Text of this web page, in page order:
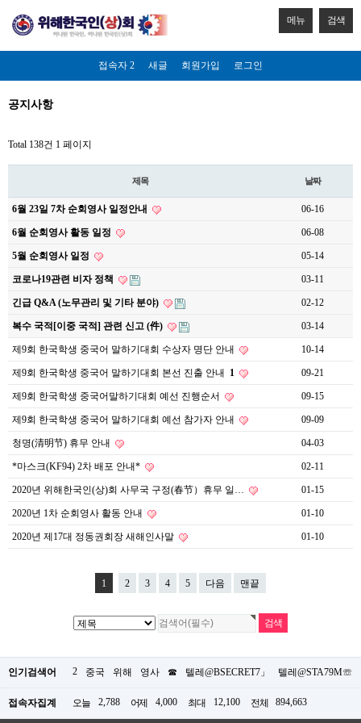
메뉴 검색
접속자 2 새글 회원가입 로그인
공지사항
Total 138건 1 페이지
제목 날짜
6월 23일 7차 순회영사 일정안내 06-16
6월 순회영사 활동 일정 06-08
5월 순회영사 일정 05-14
코로나19관련 비자 정책 03-11
긴급 Q&A (노무관리 및 기타 분야) 02-12
복수 국적[이중 국적] 관련 신고 (件) 03-14
제9회 한국학생 중국어 말하기대회 수상자 명단 안내 10-14
제9회 한국학생 중국어 말하기대회 본선 진출 안내 1 09-21
제9회 한국학생 중국어말하기대회 예선 진행순서 09-15
제9회 한국학생 중국어 말하기대회 예선 참가자 안내 09-09
청명(清明节) 휴무 안내 04-03
*마스크(KF94) 2차 배포 안내* 02-11
2020년 위해한국인(상)회 사무국 구정(春节）휴무 일… 01-15
2020년 1차 순회영사 활동 안내 01-10
2020년 제17대 정동권회장 새해인사말 01-10
1 2 3 4 5 다음 맨끝
인기검색어 2 중국 위해 영사 ☎ 텔레@BSECRET7」 텔레@STA79M☏
접속자집계 오늘 2,788 어제 4,000 최대 12,100 전체 894,663